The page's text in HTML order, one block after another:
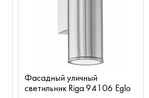
Фасадный уличный
светильник Riga 94106 Eglo